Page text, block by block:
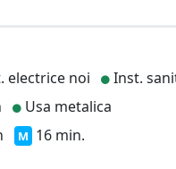
electrice noi
Inst.
Usa metalica
M 16 min.